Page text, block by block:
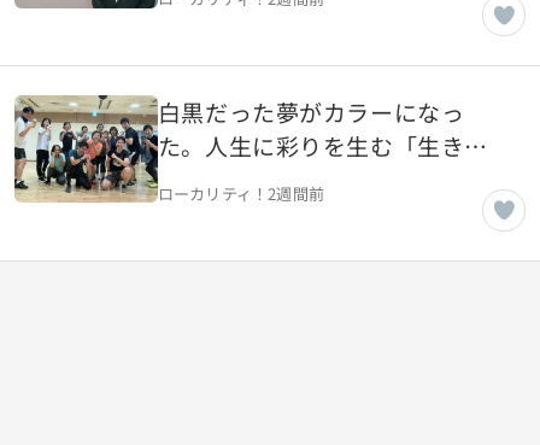
白黒だった夢がカラーになっ
た。人生に彩りを生む「生きが
い創造企業」の挑戦【東京都墨
ローカリティ！2週間前